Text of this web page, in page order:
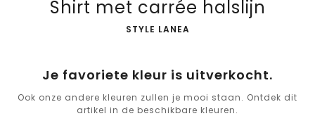
Shirt met carrée halslijn
-
STYLE LANEA
Je favoriete kleur is uitverkocht.
Ook onze andere kleuren zullen je mooi staan. Ontdek dit
artikel in de beschikbare kleuren.